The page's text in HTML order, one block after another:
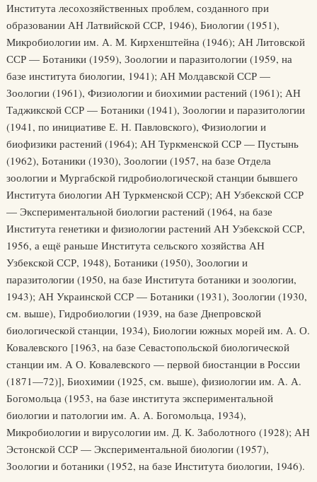
Института лесохозяйственных проблем, созданного при
образовании АН Латвийской ССР, 1946), Биологии (1951),
Микробиологии им. А. М. Кирхенштейна (1946); АН Литовской
ССР — Ботаники (1959), Зоологии и паразитологии (1959, на
базе института биологии, 1941); АН Молдавской ССР —
Зоологии (1961), Физиологии и биохимии растений (1961); АН
Таджикской ССР — Ботаники (1941), Зоологии и паразитологии
(1941, по инициативе Е. Н. Павловского), Физиологии и
биофизики растений (1964); АН Туркменской ССР — Пустынь
(1962), Ботаники (1930), Зоологии (1957, на базе Отдела
зоологии и Мургабской гидробиологической станции бывшего
Института биологии АН Туркменской ССР); АН Узбекской ССР
— Экспериментальной биологии растений (1964, на базе
Института генетики и физиологии растений АН Узбекской ССР,
1956, а ещё раньше Института сельского хозяйства АН
Узбекской ССР, 1948), Ботаники (1950), Зоологии и
паразитологии (1950, на базе Института ботаники и зоологии,
1943); АН Украинской ССР — Ботаники (1931), Зоологии (1930,
см. выше), Гидробиологии (1939, на базе Днепровской
биологической станции, 1934), Биологии южных морей им. А. О.
Ковалевского [1963, на базе Севастопольской биологической
станции им. А О. Ковалевского — первой биостанции в России
(1871—72)], Биохимии (1925, см. выше), физиологии им. А. А.
Богомольца (1953, на базе института экспериментальной
биологии и патологии им. А. А. Богомольца, 1934),
Микробиологии и вирусологии им. Д. К. Заболотного (1928); АН
Эстонской ССР — Экспериментальной биологии (1957),
Зоологии и ботаники (1952, на базе Института биологии, 1946).